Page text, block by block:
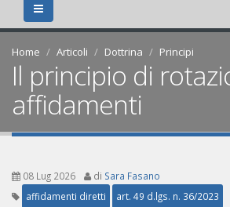
Home Articoli Dottrina Principi
Il principio di
affidamenti
08 Lug 2026 di Sara Fasano
affidamenti diretti
art. 49 d.lgs. n. 36/2023